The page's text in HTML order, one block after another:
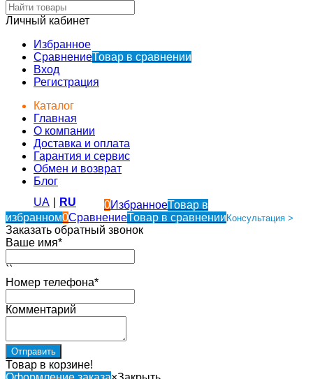
Личный кабинет
Избранное
СравнениеТовар в сравнении
Вход
Регистрация
Каталог
Главная
О компании
Доставка и оплата
Гарантия и сервис
Обмен и возврат
Блог
UA
RU 0ИзбранноеТовар в
избранном0СравнениеТовар в сравненииКонсультация >
Заказать обратный звонок
Ваше имя*
``
Номер телефона*
Комментарий
Товар в корзине!